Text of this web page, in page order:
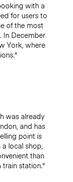
with a
for users to
of the most
In December
York, where
was already
and has
point is
local shop,
than
station."